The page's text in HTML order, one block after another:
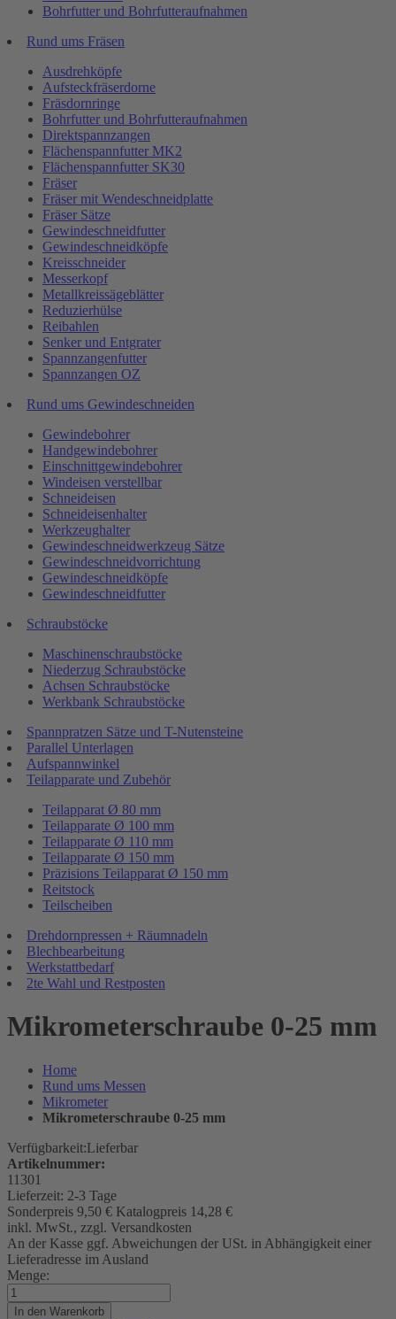
Bohrfutter und Bohrfutteraufnahmen
Rund ums Fräsen
Ausdrehköpfe
Aufsteckfräserdorne
Fräsdornringe
Bohrfutter und Bohrfutteraufnahmen
Direktspannzangen
Flächenspannfutter MK2
Flächenspannfutter SK30
Fräser
Fräser mit Wendeschneidplatte
Fräser Sätze
Gewindeschneidfutter
Gewindeschneidköpfe
Kreisschneider
Messerkopf
Metallkreissägeblätter
Reduzierhülse
Reibahlen
Senker und Entgrater
Spannzangenfutter
Spannzangen OZ
Rund ums Gewindeschneiden
Gewindebohrer
Handgewindebohrer
Einschnittgewindebohrer
Windeisen verstellbar
Schneideisen
Schneideisenhalter
Werkzeughalter
Gewindeschneidwerkzeug Sätze
Gewindeschneidvorrichtung
Gewindeschneidköpfe
Gewindeschneidfutter
Schraubstöcke
Maschinenschraubstöcke
Niederzug Schraubstöcke
Achsen Schraubstöcke
Werkbank Schraubstöcke
Spannpratzen Sätze und T-Nutensteine
Parallel Unterlagen
Aufspannwinkel
Teilapparate und Zubehör
Teilapparat Ø 80 mm
Teilapparate Ø 100 mm
Teilapparate Ø 110 mm
Teilapparate Ø 150 mm
Präzisions Teilapparat Ø 150 mm
Reitstock
Teilscheiben
Drehdornpressen + Räumnadeln
Blechbearbeitung
Werkstattbedarf
2te Wahl und Restposten
Mikrometerschraube 0-25 mm
Home
Rund ums Messen
Mikrometer
Mikrometerschraube 0-25 mm
Verfügbarkeit:Lieferbar
Artikelnummer:
11301
Lieferzeit: 2-3 Tage
Sonderpreis 9,50 € Katalogpreis 14,28 €
inkl. MwSt., zzgl. Versandkosten
An der Kasse ggf. Abweichungen der USt. in Abhängigkeit einer
Lieferadresse im Ausland
Menge:
In den Warenkorb